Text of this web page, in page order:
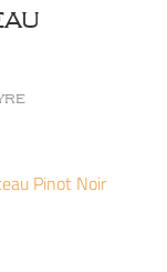
Pinot Noir